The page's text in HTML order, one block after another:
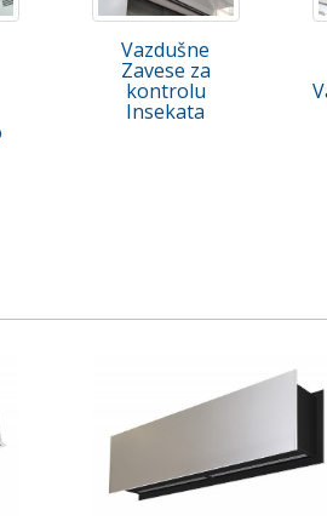
Vazdušne
Zavese za
kontrolu
Insekata